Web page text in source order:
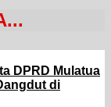
DPRD Mulatua
di